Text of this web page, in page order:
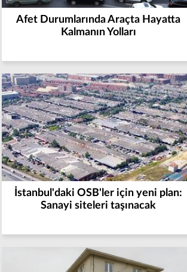
Afet Durumlarında Araçta Hayatta
Kalmanın Yolları
İstanbul'daki OSB'ler için yeni plan:
Sanayi siteleri taşınacak